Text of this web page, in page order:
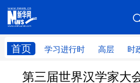
首页 学习进行时 高层 时
网站地图
学习进行时 高层
第三届世界汉学家大